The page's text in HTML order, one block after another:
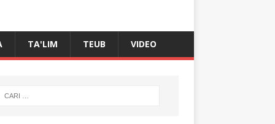
TA'LIM TEUB VIDEO